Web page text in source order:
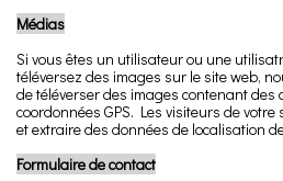
Médias
Si vous êtes un utilisateur ou une
téléversez des images sur le site web,
de téléverser des images contenant des
coordonnées GPS. Les visiteurs de
et extraire des données de localisation
Formulaire de contact